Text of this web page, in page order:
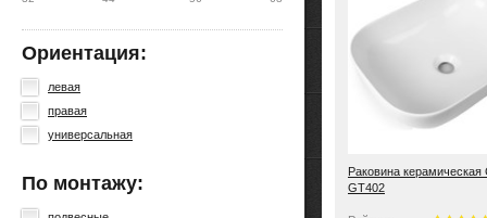
Ориентация:
левая
правая
универсальная
По монтажу:
Раковина керамическая
GT402